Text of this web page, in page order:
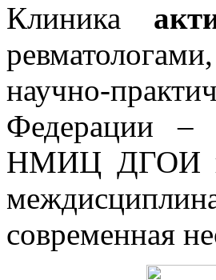
Клиника
научно-
Федерации
НМИЦ ДГОИ
современная